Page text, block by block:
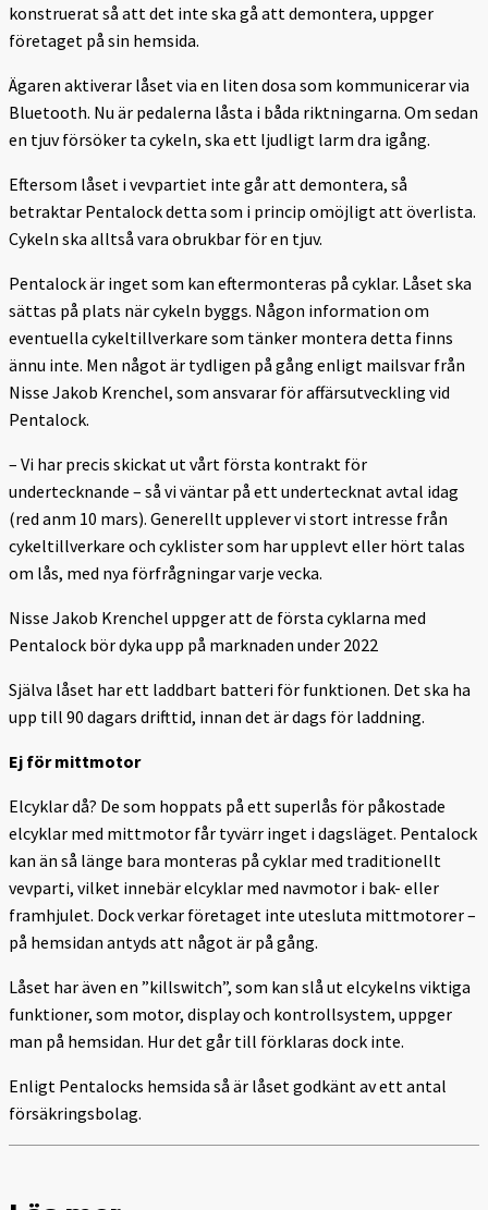
konstruerat så att det inte ska gå att demontera, uppger
företaget på sin hemsida.
Ägaren aktiverar låset via en liten dosa som kommunicerar via
Bluetooth. Nu är pedalerna låsta i båda riktningarna. Om sedan
en tjuv försöker ta cykeln, ska ett ljudligt larm dra igång.
Eftersom låset i vevpartiet inte går att demontera, så
betraktar Pentalock detta som i princip omöjligt att överlista.
Cykeln ska alltså vara obrukbar för en tjuv.
Pentalock är inget som kan eftermonteras på cyklar. Låset ska
sättas på plats när cykeln byggs. Någon information om
eventuella cykeltillverkare som tänker montera detta finns
ännu inte. Men något är tydligen på gång enligt mailsvar från
Nisse Jakob Krenchel, som ansvarar för affärsutveckling vid
Pentalock.
– Vi har precis skickat ut vårt första kontrakt för
undertecknande – så vi väntar på ett undertecknat avtal idag
(red anm 10 mars). Generellt upplever vi stort intresse från
cykeltillverkare och cyklister som har upplevt eller hört talas
om lås, med nya förfrågningar varje vecka.
Nisse Jakob Krenchel uppger att de första cyklarna med
Pentalock bör dyka upp på marknaden under 2022
Själva låset har ett laddbart batteri för funktionen. Det ska ha
upp till 90 dagars drifttid, innan det är dags för laddning.
Ej för mittmotor
Elcyklar då? De som hoppats på ett superlås för påkostade
elcyklar med mittmotor får tyvärr inget i dagsläget. Pentalock
kan än så länge bara monteras på cyklar med traditionellt
vevparti, vilket innebär elcyklar med navmotor i bak- eller
framhjulet. Dock verkar företaget inte utesluta mittmotorer –
på hemsidan antyds att något är på gång.
Låset har även en ”killswitch”, som kan slå ut elcykelns viktiga
funktioner, som motor, display och kontrollsystem, uppger
man på hemsidan. Hur det går till förklaras dock inte.
Enligt Pentalocks hemsida så är låset godkänt av ett antal
försäkringsbolag.